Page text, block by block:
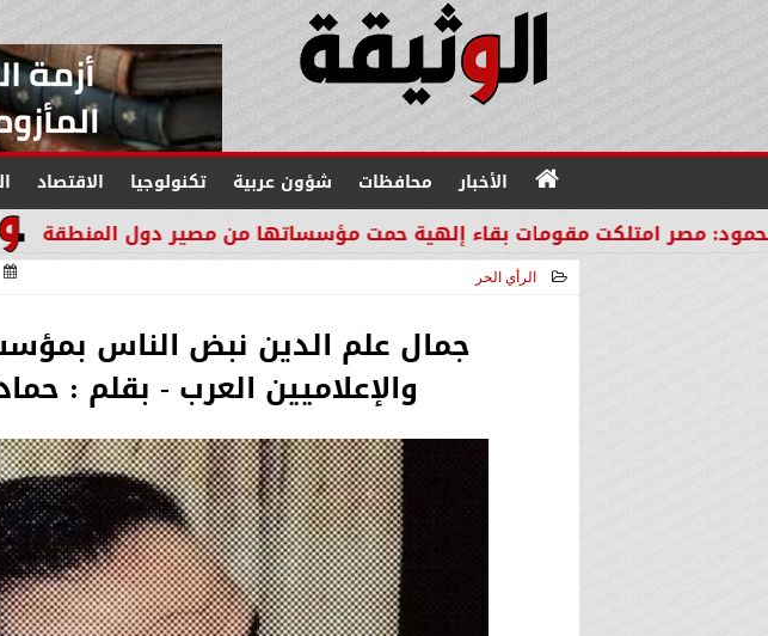
الأخبار محافظات شؤون عربية تكنولوجيا الاقتصاد
أشرف مقومات بقاء إلهية حمت مؤسساتها من مصير دول المنطقة
الرأي الحر
جمال علم الدين نبض الناس
والإعلاميين العرب - بقلم :